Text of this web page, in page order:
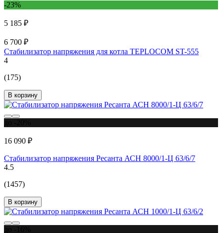
-23%
5 185 ₽
6 700 ₽
Стабилизатор напряжения для котла TEPLOCOM ST-555
4
(175)
В корзину
16 090 ₽
Стабилизатор напряжения Ресанта АСН 8000/1-Ц 63/6/7
4.5
(1457)
В корзину